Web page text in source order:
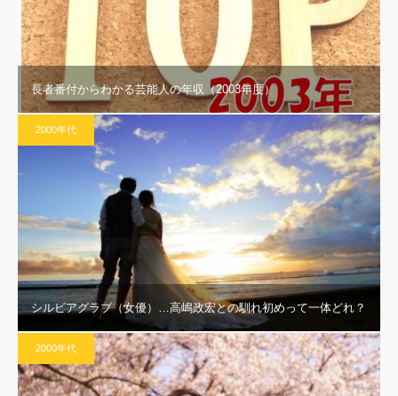
長者番付からわかる芸能人の年収（2003年度）
2000年代
シルビアグラブ（女優）…高嶋政宏との馴れ初めって一体どれ？
2000年代